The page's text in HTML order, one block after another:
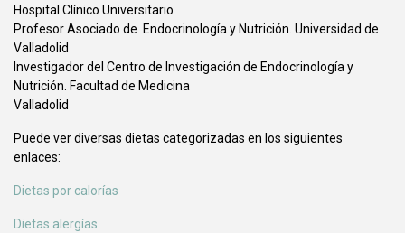
Hospital Clínico Universitario
Profesor Asociado de Endocrinología y Nutrición. Universidad de
Valladolid
Investigador del Centro de Investigación de Endocrinología y
Nutrición. Facultad de Medicina
Valladolid
Puede ver diversas dietas categorizadas en los siguientes
enlaces:
Dietas por calorías
Dietas alergías